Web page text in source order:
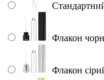
Флакон
Флакон